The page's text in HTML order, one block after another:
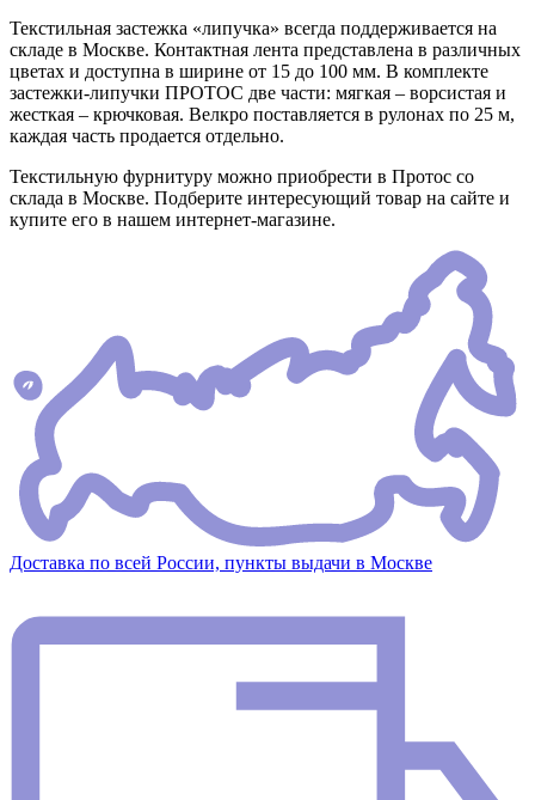
Текстильная застежка «липучка» всегда поддерживается на
складе в Москве. Контактная лента представлена в различных
цветах и доступна в ширине от 15 до 100 мм. В комплекте
застежки-липучки ПРОТОС две части: мягкая – ворсистая и
жесткая – крючковая. Велкро поставляется в рулонах по 25 м,
каждая часть продается отдельно.
Текстильную фурнитуру можно приобрести в Протос со
склада в Москве. Подберите интересующий товар на сайте и
купите его в нашем интернет-магазине.
Доставка по всей России, пункты выдачи в Москве